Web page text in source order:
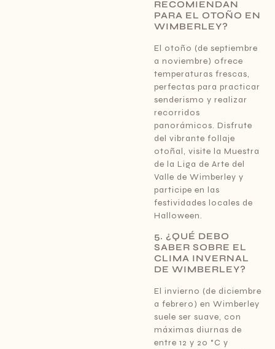
RECOMIENDAN
PARA EL OTOÑO EN
WIMBERLEY?
El otoño (de septiembre
a noviembre) ofrece
temperaturas frescas,
perfectas para practicar
senderismo y realizar
recorridos
panorámicos. Disfrute
del vibrante follaje
otoñal, visite la Muestra
de la Liga de Arte del
Valle de Wimberley y
participe en las
festividades locales de
Halloween.
5. ¿QUÉ DEBO
SABER SOBRE EL
CLIMA INVERNAL
DE WIMBERLEY?
El invierno (de diciembre
a febrero) en Wimberley
suele ser suave, con
máximas diurnas de
entre 12 y 20 °C y